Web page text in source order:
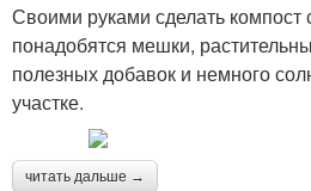
Своими руками сделать
понадобятся мешки,
полезных добавок и немного
участке.
читать дальше →